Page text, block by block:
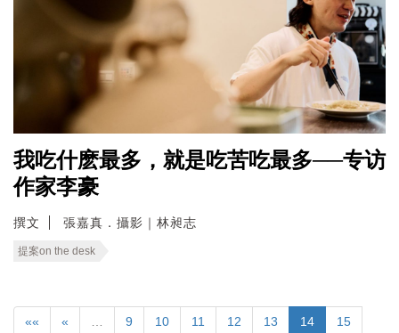
我吃什麽最多，就是吃苦吃最多──专访
作家李豪
撰文 張嘉真．攝影｜林昶志
提案on the desk
«« « 9 10 11 12 13 14 15